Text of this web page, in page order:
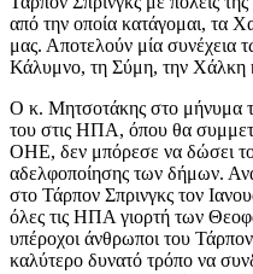
από την οποία κατάγομαι, τα
μας. Αποτελούν μία συνέχεια
Κάλυμνο, τη Σύμη, την Χάλκη
Ο κ. Μητσοτάκης στο μήνυμα
του στις ΗΠΑ, όπου θα
ΟΗΕ, δεν μπόρεσε να δώσει
αδελφοποίησης των δήμων.
στο Τάρπον Σπρινγκς τον
όλες τις ΗΠΑ γιορτή των
υπέροχοι άνθρωποι του
καλύτερο δυνατό τρόπο να